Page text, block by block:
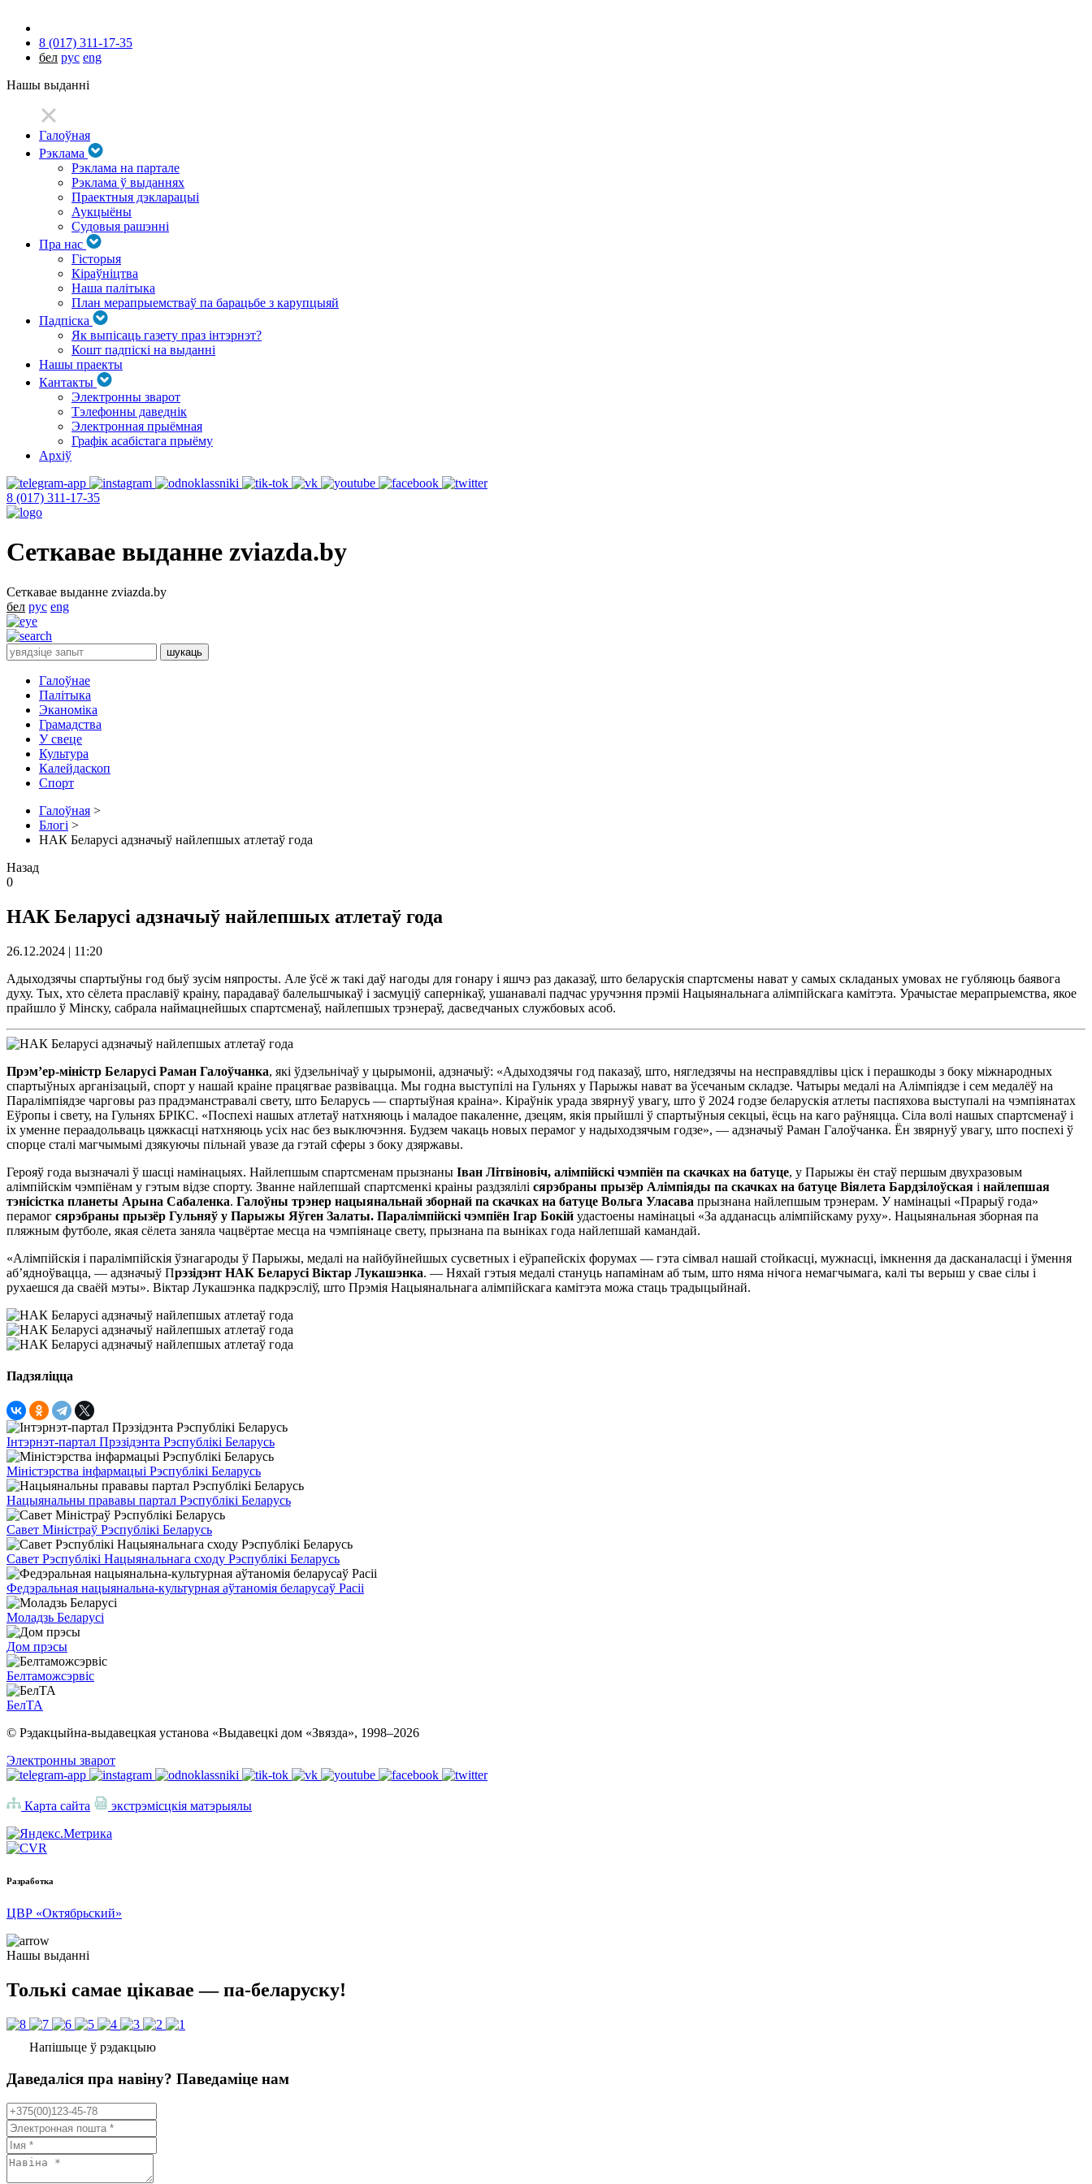
8 (017) 311-17-35
бел рус eng
Нашы выданні
Галоўная
Рэклама
Рэклама на партале
Рэклама ў выданнях
Праектныя дэкларацыі
Аукцыёны
Судовыя рашэнні
Пра нас
Гісторыя
Кіраўніцтва
Наша палітыка
План мерапрыемстваў па барацьбе з карупцыяй
Падпіска
Як выпісаць газету праз інтэрнэт?
Кошт падпіскі на выданні
Нашы праекты
Кантакты
Электронны зварот
Тэлефонны даведнік
Электронная прыёмная
Графік асабістага прыёму
Архіў
8 (017) 311-17-35
Сеткавае выданне zviazda.by
Сеткавае выданне zviazda.by
бел рус eng
Галоўнае
Палітыка
Эканоміка
Грамадства
У свеце
Культура
Калейдаскоп
Спорт
Галоўная >
Блогі >
НАК Беларусі адзначыў найлепшых атлетаў года
Назад
0
НАК Беларусі адзначыў найлепшых атлетаў года
26.12.2024 | 11:20
Адыходзячы спартыўны год быў зусім няпросты. Але ўсё ж такі даў нагоды для гонару і яшчэ раз даказаў, што беларускія спартсмены нават у самых складаных умовах не губляюць баявога
духу. Тых, хто сёлета праславіў краіну, парадаваў балельшчыкаў і засмуціў сапернікаў, ушанавалі падчас уручэння прэміі Нацыянальнага алімпійскага камітэта. Урачыстае мерапрыемства, якое
прайшло ў Мінску, сабрала наймацнейшых спартсменаў, найлепшых трэнераў, дасведчаных службовых асоб.
Прэм’ер-міністр Беларусі Раман Галоўчанка, які ўдзельнічаў у цырымоніі, адзначыў: «Адыходзячы год паказаў, што, нягледзячы на несправядлівы ціск і перашкоды з боку міжнародных
спартыўных арганізацый, спорт у нашай краіне працягвае развівацца. Мы годна выступілі на Гульнях у Парыжы нават ва ўсечаным складзе. Чатыры медалі на Алімпіядзе і сем медалёў на
Паралімпіядзе чарговы раз прадэманстравалі свету, што Беларусь — спартыўная краіна». Кіраўнік урада звярнуў увагу, што ў 2024 годзе беларускія атлеты паспяхова выступалі на чэмпіянатах
Еўропы і свету, на Гульнях БРІКС. «Поспехі нашых атлетаў натхняюць і маладое пакаленне, дзецям, якія прыйшлі ў спартыўныя секцыі, ёсць на каго раўняцца. Сіла волі нашых спартсменаў і
іх уменне пераадольваць цяжкасці натхняюць усіх нас без выключэння. Будзем чакаць новых перамог у надыходзячым годзе», — адзначыў Раман Галоўчанка. Ён звярнуў увагу, што поспехі ў
спорце сталі магчымымі дзякуючы пільнай увазе да гэтай сферы з боку дзяржавы.
Герояў года вызначалі ў шасці намінацыях. Найлепшым спартсменам прызнаны Іван Літвіновіч, алімпійскі чэмпіён па скачках на батуце, у Парыжы ён стаў першым двухразовым
алімпійскім чэмпіёнам у гэтым відзе спорту. Званне найлепшай спартсменкі краіны раздзялілі сярэбраны прызёр Алімпіяды па скачках на батуце Віялета Бардзілоўская і найлепшая
тэнісістка планеты Арына Сабаленка. Галоўны трэнер нацыянальнай зборнай па скачках на батуце Вольга Уласава прызнана найлепшым трэнерам. У намінацыі «Прарыў года»
перамог сярэбраны прызёр Гульняў у Парыжы Яўген Залаты. Паралімпійскі чэмпіён Ігар Бокій удастоены намінацыі «За адданасць алімпійскаму руху». Нацыянальная зборная па
пляжным футболе, якая сёлета заняла чацвёртае месца на чэмпіянаце свету, прызнана па выніках года найлепшай камандай.
«Алімпійскія і паралімпійскія ўзнагароды ў Парыжы, медалі на найбуйнейшых сусветных і еўрапейскіх форумах — гэта сімвал нашай стойкасці, мужнасці, імкнення да дасканаласці і ўмення
аб’ядноўвацца, — адзначыў Прэзідэнт НАК Беларусі Віктар Лукашэнка. — Няхай гэтыя медалі стануць напамінам аб тым, што няма нічога немагчымага, калі ты верыш у свае сілы і
рухаешся да сваёй мэты». Віктар Лукашэнка падкрэсліў, што Прэмія Нацыянальнага алімпійскага камітэта можа стаць традыцыйнай.
Падзяліцца
Інтэрнэт-партал Прэзідэнта Рэспублікі Беларусь
Міністэрства інфармацыі Рэспублікі Беларусь
Нацыянальны прававы партал Рэспублікі Беларусь
Савет Міністраў Рэспублікі Беларусь
Савет Рэспублікі Нацыянальнага сходу Рэспублікі Беларусь
Федэральная нацыянальна-культурная аўтаномія беларусаў Расіі
Моладзь Беларусі
Дом прэсы
Белтаможсэрвіс
БелТА
© Рэдакцыйна-выдавецкая установа «Выдавецкі дом «Звязда», 1998–2026
Электронны зварот
Карта сайта экстрэмісцкія матэрыялы
Разработка
ЦВР «Октябрьский»
Нашы выданні
Толькі самае цікавае — па-беларуску!
Напішыце ў рэдакцыю
Даведаліся пра навіну? Паведаміце нам